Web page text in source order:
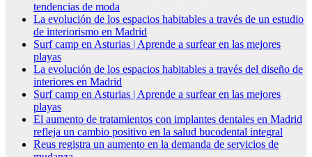
tendencias de moda
La evolución de los espacios habitables a través de un estudio
de interiorismo en Madrid
Surf camp en Asturias | Aprende a surfear en las mejores
playas
La evolución de los espacios habitables a través del diseño de
interiores en Madrid
Surf camp en Asturias | Aprende a surfear en las mejores
playas
El aumento de tratamientos con implantes dentales en Madrid
refleja un cambio positivo en la salud bucodental integral
Reus registra un aumento en la demanda de servicios de